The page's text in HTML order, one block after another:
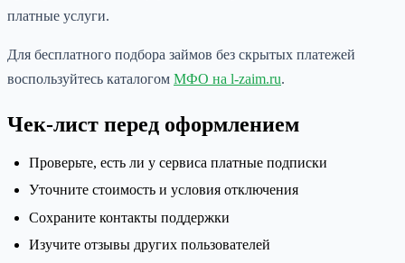
платные услуги.
Для бесплатного подбора займов без скрытых платежей
воспользуйтесь каталогом МФО на l-zaim.ru.
Чек-лист перед оформлением
Проверьте, есть ли у сервиса платные подписки
Уточните стоимость и условия отключения
Сохраните контакты поддержки
Изучите отзывы других пользователей